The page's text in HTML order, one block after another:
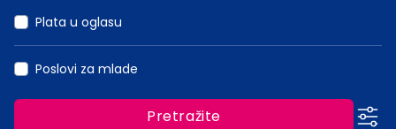
Plata u oglasu
Poslovi za mlade
Pretražite